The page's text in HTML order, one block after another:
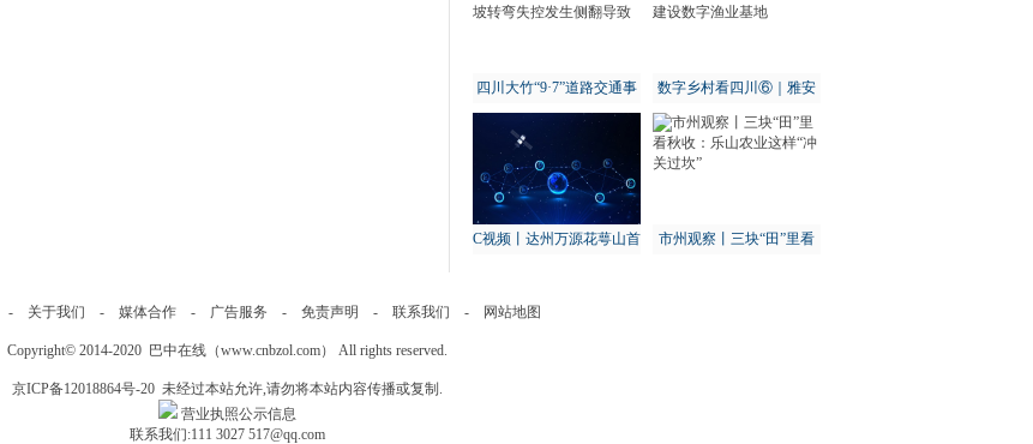
四川大竹“9·7”道路交通事
故：初步调查为货车下坡
转弯失控发生侧翻导致
数字乡村看四川⑥｜雅安
天全：打造“智慧渔场” 建
设数字渔业基地
C视频丨达州万源花萼山首
市州观察丨三块“田”里看
- 关于我们 - 媒体合作- 广告服务 - 免责声明 - 联系我们 - 网站地图
Copyright© 2014-2020 巴中在线（www.cnbzol.com） All rights reserved.
京ICP备12018864号-20未经过本站允许,请勿将本站内容传播或复制.
营业执照公示信息
联系我们:111 3027 517@qq.com